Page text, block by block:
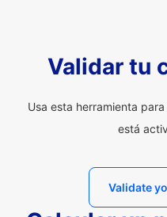
Validar tu
Usa esta herramienta
está
Validate